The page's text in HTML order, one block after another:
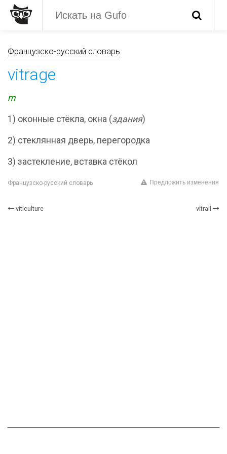
Французско-русский словарь
vitrage
m
1) оконные стёкла, окна (здания)
2) стеклянная дверь, перегородка
3) застекление, вставка стёкол
Французско-русский словарь Предложить изменения
viticulture vitrail